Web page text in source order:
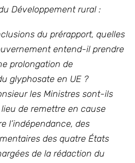
Développement rural :
du prérapport, quelles
entend-il prendre
prolongation de
glyphosate en UE ?
les Ministres sont-ils
lieu de remettre en cause
l’indépendance, des
des quatre États
de la rédaction du